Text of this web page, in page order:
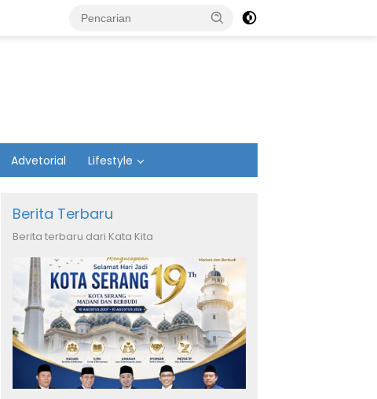
Advetorial Lifestyle
Berita Terbaru
Berita terbaru dari Kata Kita